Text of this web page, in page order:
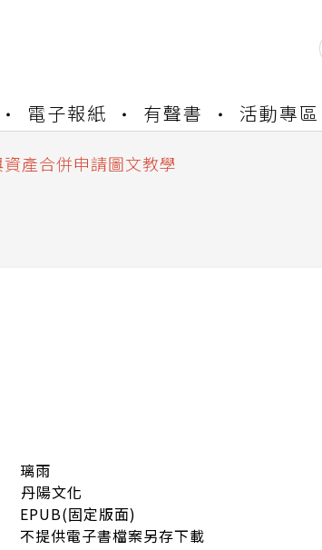
電子報紙 有聲書 活動專區
開通申請
產合併申請圖文教學
開通申請
璃雨
丹陽文化
EPUB(固定版面)
不提供電子書檔案另存下載